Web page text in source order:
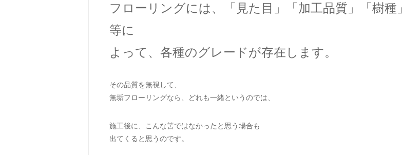
フローリングには、「見た目」「加工品質」「樹種」
等に
よって、各種のグレードが存在します。
その品質を無視して、
無垢フローリングなら、どれも一緒というのでは、
施工後に、こんな筈ではなかったと思う場合も
出てくると思うのです。